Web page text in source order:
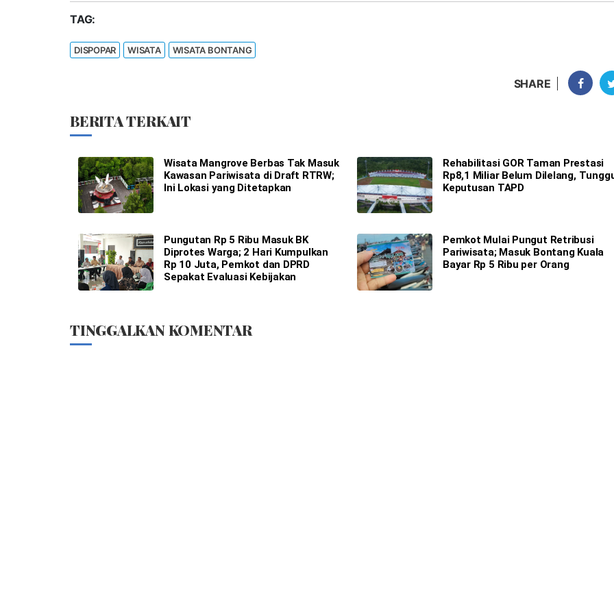
TAG:
DISPOPAR WISATA WISATA BONTANG
SHARE
BERITA TERKAIT
Wisata Mangrove Berbas Tak Masuk
Kawasan Pariwisata di Draft RTRW;
Ini Lokasi yang Ditetapkan
Rehabilitasi GOR Taman Prestasi
Rp8,1 Miliar Belum Dilelang,
Keputusan TAPD
Pungutan Rp 5 Ribu Masuk BK
Diprotes Warga; 2 Hari Kumpulkan
Rp 10 Juta, Pemkot dan DPRD
Sepakat Evaluasi Kebijakan
Pemkot Mulai Pungut Retribusi
Pariwisata; Masuk Bontang Kuala
Bayar Rp 5 Ribu per Orang
TINGGALKAN KOMENTAR